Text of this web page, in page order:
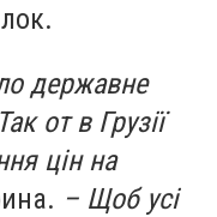
державне
от в Грузії
цін на
– Щоб усі